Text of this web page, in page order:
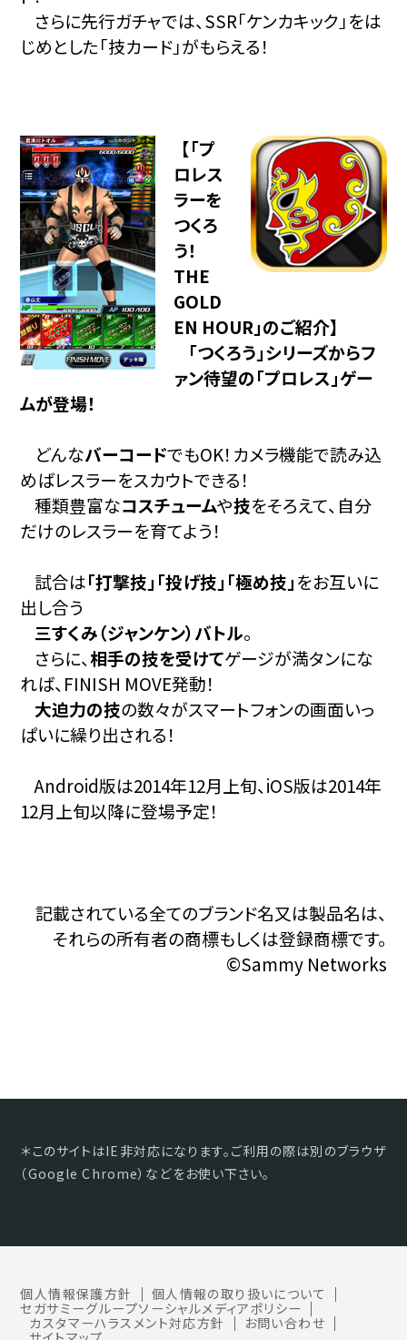
さらに先行ガチャでは、SSR「ケンカキック」をは
じめとした「技カード」がもらえる！
【「プ
ロレス
ラーを
つくろ
う！
THE
GOLD
EN HOUR」のご紹介】
「つくろう」シリーズからフ
ァン待望の「プロレス」ゲー
ムが登場！
どんなバーコードでもOK！カメラ機能で読み込
めばレスラーをスカウトできる！
種類豊富なコスチュームや技をそろえて、自分
だけのレスラーを育てよう！
試合は「打撃技」「投げ技」「極め技」をお互いに
出し合う
三すくみ（ジャンケン）バトル。
さらに、相手の技を受けてゲージが満タンにな
れば、FINISH MOVE発動！
大迫力の技の数々がスマートフォンの画面いっ
ぱいに繰り出される！
Android版は2014年12月上旬、iOS版は2014年
12月上旬以降に登場予定！
記載されている全てのブランド名又は製品名は、
それらの所有者の商標もしくは登録商標です。
©Sammy Networks
＊このサイトはIE非対応になります。ご利用の際は別のブラウザ
（Google Chrome）などをお使い下さい。
個人情報保護方針
個人情報の取り扱いについて
セガサミーグループソーシャルメディアポリシー
カスタマーハラスメント対応方針
お問い合わせ